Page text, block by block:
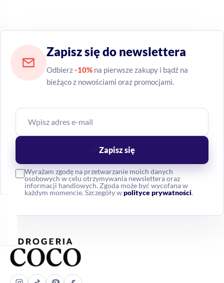
Neutralny wybór do
regularnego sprzątania
Vileda Turbo SCRUB BRUSH to poręczna szczotka dla osób,
codziennych porządków. Jej zadaniem jest wspierać
czyszczenie tam, gdzie sama ściereczka może nie wystarczyć.
Jeśli porównujesz podobne warianty do makijażu twarzy,
Szczotki.
Najczęstsze pytania
ta szczotka?
Produkt jest przeznaczony do czyszczenia różnych
powierzchni w domu, w szczególności kuchni, łazienki, fug,
Zapisz się do newslettera
Odbierz-10% na pierwsze zakupy i bądź na
bieżąco z nowościami oraz promocjami.
Wyrażam zgodę na przetwarzanie moich danych
osobowych w celu otrzymywania newslettera oraz
informacji handlowych. Zgoda może być wycofana w
każdym momencie. Szczegóły wpolityce prywatności.
Zapisz się